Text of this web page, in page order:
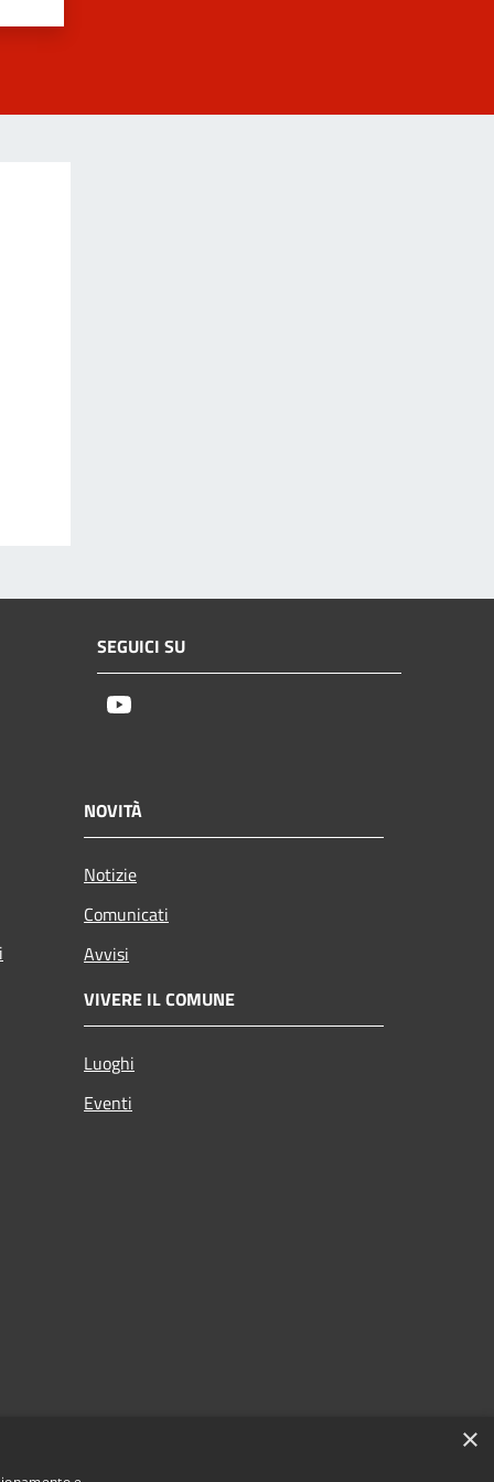
SEGUICI SU
NOVITÀ
Notizie
Comunicati
Avvisi
VIVERE IL COMUNE
Luoghi
Eventi
×